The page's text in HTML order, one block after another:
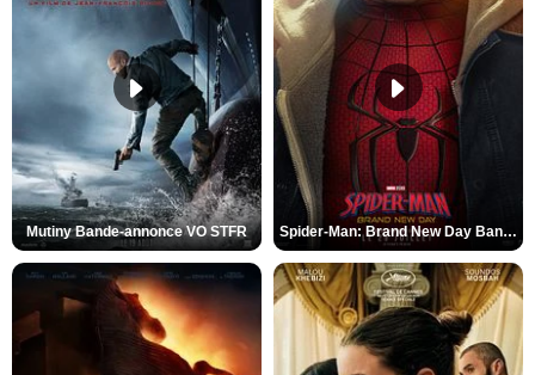
Mutiny Bande-annonce VO STFR Spider-Man: Brand New Day Bande-annonce VO STFR